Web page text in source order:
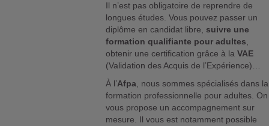
Il n’est pas obligatoire de reprendre de
longues études. Vous pouvez passer un
diplôme en candidat libre, suivre une
formation qualifiante pour adultes,
obtenir une certification grâce à laVAE
(Validation des Acquis de l’Expérience)…
À l’Afpa, nous sommes spécialisés dans la
formation professionnelle pour adultes. On
vous propose un accompagnement sur
mesure. Il vous est notamment possible